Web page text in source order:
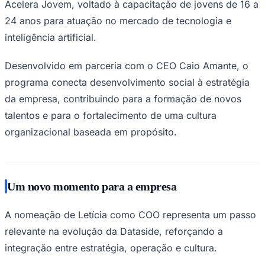
Acelera Jovem, voltado à capacitação de jovens de 16 a
24 anos para atuação no mercado de tecnologia e
inteligência artificial.
Desenvolvido em parceria com o CEO Caio Amante, o
programa conecta desenvolvimento social à estratégia
da empresa, contribuindo para a formação de novos
talentos e para o fortalecimento de uma cultura
organizacional baseada em propósito.
Um novo momento para a empresa
A nomeação de Letícia como COO representa um passo
relevante na evolução da Dataside, reforçando a
integração entre estratégia, operação e cultura.